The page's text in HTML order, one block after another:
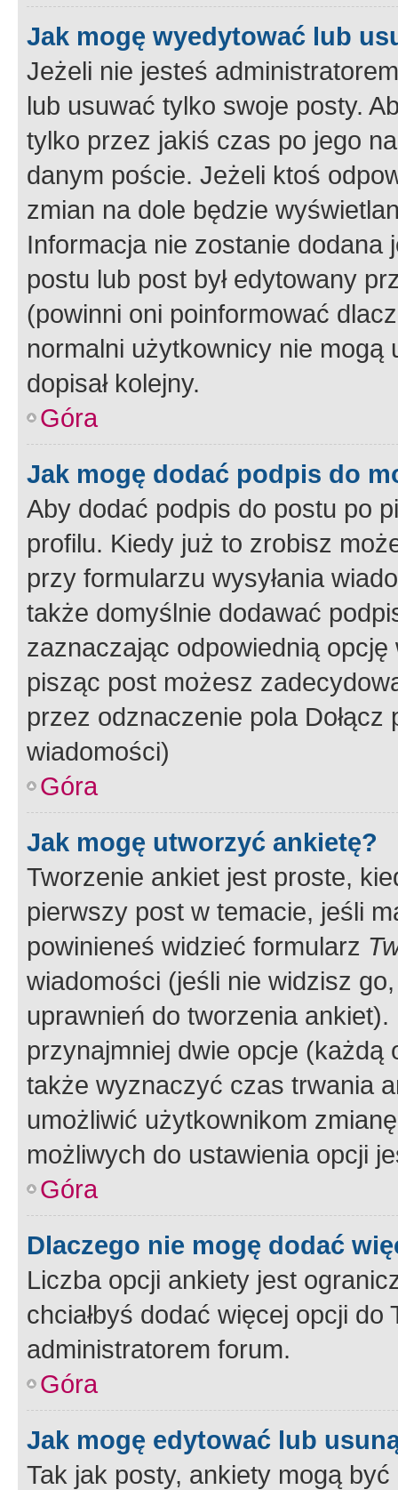
Jak mogę wyedytować lub
Jeżeli nie jesteś
lub usuwać tylko swoje posty.
tylko przez jakiś czas po jego
danym poście. Jeżeli ktoś
zmian na dole będzie
Informacja nie zostanie dodana
postu lub post był edytowany
(powinni oni poinformować
normalni użytkownicy nie
dopisał kolejny.
Góra
Jak mogę dodać podpis do
Aby dodać podpis do postu po
profilu. Kiedy już to zrobisz
przy formularzu wysyłania
także domyślnie dodawać
zaznaczając odpowiednią
pisząc post możesz
przez odznaczenie pola
wiadomości)
Góra
Jak mogę utworzyć ankietę?
Tworzenie ankiet jest proste,
pierwszy post w temacie, jeśli
powinieneś widzieć formularz
wiadomości (jeśli nie widzisz
uprawnień do tworzenia
przynajmniej dwie opcje
także wyznaczyć czas trwania
umożliwić użytkownikom
możliwych do ustawienia opcji
Góra
Dlaczego nie mogę dodać
Liczba opcji ankiety jest
chciałbyś dodać więcej opcji
administratorem forum.
Góra
Jak mogę edytować lub
Tak jak posty, ankiety mogą